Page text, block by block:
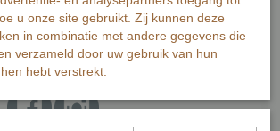
ABC letterkaarten
u onze site gebruikt. Zij kunnen deze
in combinatie met andere gegevens die
verzameld door uw gebruik van hun
hebt verstrekt.